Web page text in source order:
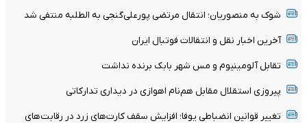
شوک به منصوریان؛ انتقال مرتضی پورعلی‌گنجی به الطلبه منتفی شد
آخرین اخبار نقل و انتقالات فوتبال ایران
تقابل آلومینیوم و مس شهر بابک برنده نداشت
پیروزی استقلال مقابل هم‌نام اهوازی در دیداری تدارکاتی
تغییر قوانین انضباطی یوفا؛ افزایش سقف کارت‌های زرد در رقابت‌های